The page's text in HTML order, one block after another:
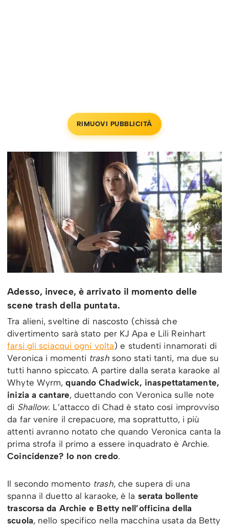
RIMUOVI PUBBLICITÀ
Adesso, invece, è arrivato il momento delle
scene trash della puntata.
Tra alieni, sveltine di nascosto (chissà che
divertimento sarà stato per KJ Apa e Lili Reinhart
farsi gli sciacqui ogni volta) e studenti innamorati di
Veronica i momenti trashsono stati tanti, ma due su
tutti hanno spiccato. A partire dalla serata karaoke al
Whyte Wyrm,quando Chadwick, inaspettatamente,
inizia a cantare, duettando con Veronica sulle note
di Shallow. L’attacco di Chad è stato così improvviso
da far venire il crepacuore, ma soprattutto, i più
attenti avranno notato che quando Veronica canta la
prima strofa il primo a essere inquadrato è Archie.
Coincidenze? Io non credo.
Il secondo momento trash, che supera di una
spanna il duetto al karaoke, è la serata bollente
trascorsa da Archie e Betty nell’officina della
scuola, nello specifico nella macchina usata da Betty